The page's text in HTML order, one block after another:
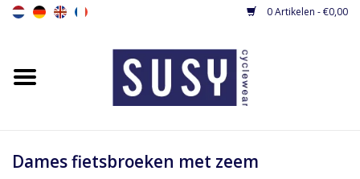
0 Artikelen - €0,00
Home
Dames fietsshirts
Dames fietsbroeken met zeem